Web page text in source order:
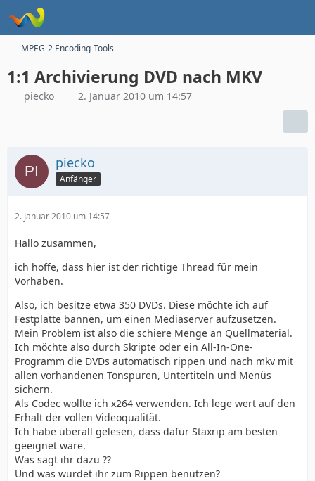
MPEG-2 Encoding-Tools
1:1 Archivierung DVD nach MKV
piecko 2. Januar 2010 um 14:57
piecko
Anfänger
2. Januar 2010 um 14:57
Hallo zusammen,
ich hoffe, dass hier ist der richtige Thread für mein
Vorhaben.
Also, ich besitze etwa 350 DVDs. Diese möchte ich auf
Festplatte bannen, um einen Mediaserver aufzusetzen.
Mein Problem ist also die schiere Menge an Quellmaterial.
Ich möchte also durch Skripte oder ein All-In-One-
Programm die DVDs automatisch rippen und nach mkv mit
allen vorhandenen Tonspuren, Untertiteln und Menüs
sichern.
Als Codec wollte ich x264 verwenden. Ich lege wert auf den
Erhalt der vollen Videoqualität.
Ich habe überall gelesen, dass dafür Staxrip am besten
geeignet wäre.
Was sagt ihr dazu ??
Und was würdet ihr zum Rippen benutzen?